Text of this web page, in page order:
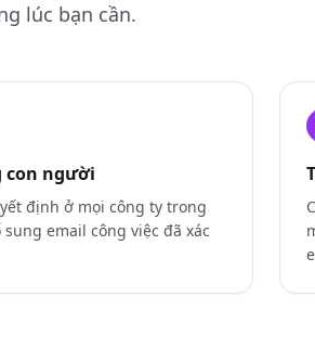
lúc bạn cần.
con người
định ở mọi công ty trong
email công việc đã xác